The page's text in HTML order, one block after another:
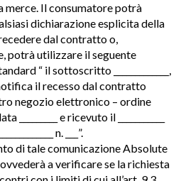
merce. Il consumatore potrà
dichiarazione esplicita della
dal contratto o,
potrà utilizzare il seguente
“ il sottoscritto _____________,
il recesso dal contratto
negozio elettronico – ordine
_________ e ricevuto il ___________
n. ___”.
di tale comunicazione Absolute
a verificare se la richiesta